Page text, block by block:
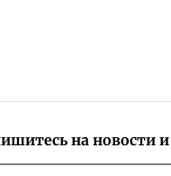
на новости